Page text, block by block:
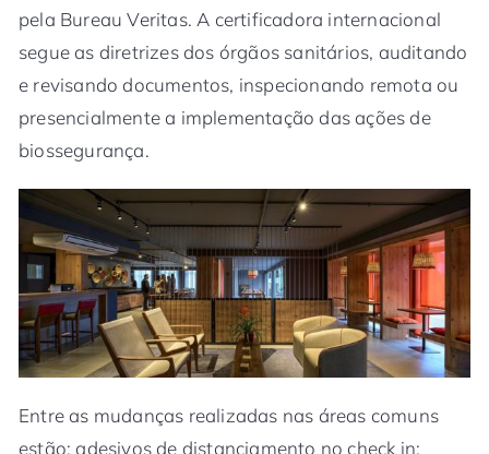
pela Bureau Veritas. A certificadora internacional
segue as diretrizes dos órgãos sanitários, auditando
e revisando documentos, inspecionando remota ou
presencialmente a implementação das ações de
biossegurança.
Entre as mudanças realizadas nas áreas comuns
estão: adesivos de distanciamento no check in;